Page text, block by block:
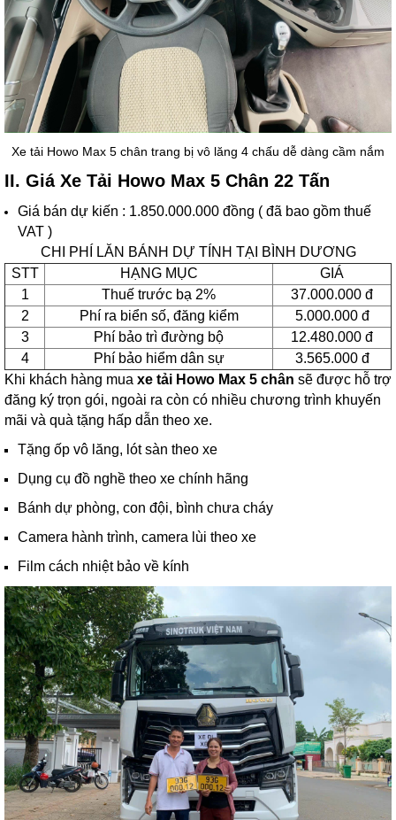
Xe tải Howo Max 5 chân trang bị vô lăng 4 chấu dễ dàng cầm nắm
II. Giá Xe Tải Howo Max 5 Chân 22 Tấn
Giá bán dự kiến : 1.850.000.000 đồng ( đã bao gồm thuế
VAT )
CHI PHÍ LĂN BÁNH DỰ TÍNH TẠI BÌNH DƯƠNG
STT
HẠNG MỤC
GIÁ
1
Thuế trước bạ 2%
37.000.000 đ
2
Phí ra biển số, đăng kiểm
5.000.000 đ
3
Phí bảo trì đường bộ
12.480.000 đ
4
Phí bảo hiểm dân sự
3.565.000 đ
Khi khách hàng mua xe tải Howo Max 5 chân sẽ được hỗ trợ
đăng ký trọn gói, ngoài ra còn có nhiều chương trình khuyến
mãi và quà tặng hấp dẫn theo xe.
Tặng ốp vô lăng, lót sàn theo xe
Dụng cụ đồ nghề theo xe chính hãng
Bánh dự phòng, con đội, bình chưa cháy
Camera hành trình, camera lùi theo xe
Film cách nhiệt bảo về kính